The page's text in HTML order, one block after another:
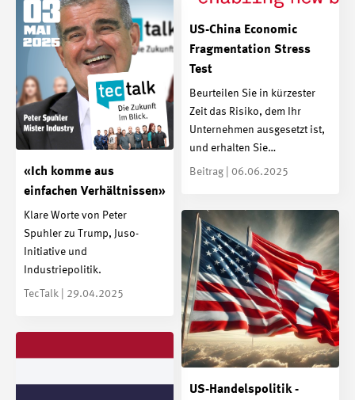
US-China Economic
Fragmentation Stress
Test
Beurteilen Sie in kürzester
Zeit das Risiko, dem Ihr
Unternehmen ausgesetzt ist,
und erhalten Sie…
Beitrag | 06.06.2025
«Ich komme aus
einfachen Verhältnissen»
Klare Worte von Peter
Spuhler zu Trump, Juso-
Initiative und
Industriepolitik.
TecTalk | 29.04.2025
US-Handelspolitik -